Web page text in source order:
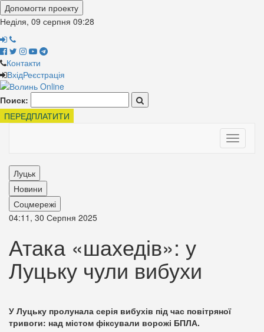
Допомогти проекту
Неділя, 09 серпня 09:28
Контакти
ВхідРеєстрація
Поиск:
ПЕРЕДПЛАТИТИ
Toggle
Луцьк
Новини
Соцмережі
04:11, 30 Серпня 2025
Атака «шахедів»: у
Луцьку чули вибухи
У Луцьку пролунала серія вибухів під час повітряної
тривоги: над містом фіксували ворожі БПЛА.